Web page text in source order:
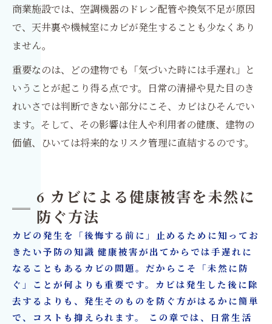
商業施設では、空調機器のドレン配管や換気不足が原因
で、天井裏や機械室にカビが発生することも少なくあり
ません。
重要なのは、どの建物でも「気づいた時には手遅れ」と
いうことが起こり得る点です。日常の清掃や見た目のき
れいさでは判断できない部分にこそ、カビはひそんでい
ます。そして、その影響は住人や利用者の健康、建物の
価値、ひいては将来的なリスク管理に直結するのです。
6 カビによる健康被害を未然に
防ぐ方法
カビの発生を「後悔する前に」止めるために知ってお
きたい予防の知識 健康被害が出てからでは手遅れに
なることもあるカビの問題。だからこそ「未然に防
ぐ」ことが何よりも重要です。カビは発生した後に除
去するよりも、発生そのものを防ぐ方がはるかに簡単
で、コストも抑えられます。 この章では、日常生活